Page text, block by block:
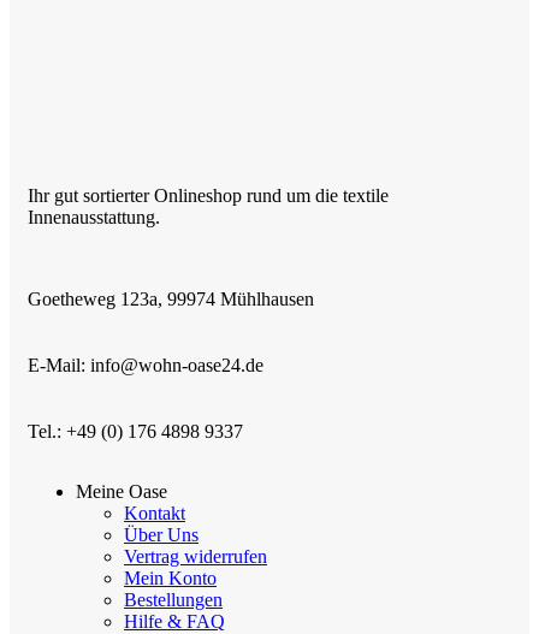
Ihr gut sortierter Onlineshop rund um die textile
Innenausstattung.
Goetheweg 123a, 99974 Mühlhausen
E-Mail: info@wohn-oase24.de
Tel.: +49 (0) 176 4898 9337
Meine Oase
Kontakt
Über Uns
Vertrag widerrufen
Mein Konto
Bestellungen
Hilfe & FAQ